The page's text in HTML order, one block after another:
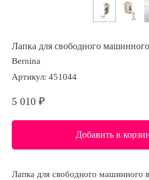
Лапка для свободного
Bernina
Артикул: 451044
5 010 ₽
Добавить в
Лапка для свободного машинного